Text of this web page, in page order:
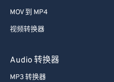
MOV 到 MP4
视频转换器
Audio 转换器
MP3 转换器